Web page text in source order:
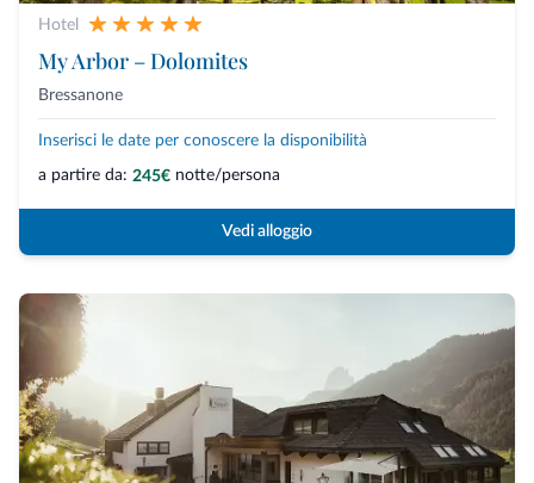
Hotel
My Arbor – Dolomites
Bressanone
Inserisci le date per conoscere la disponibilità
a partire da: 245€ notte/persona
Vedi alloggio